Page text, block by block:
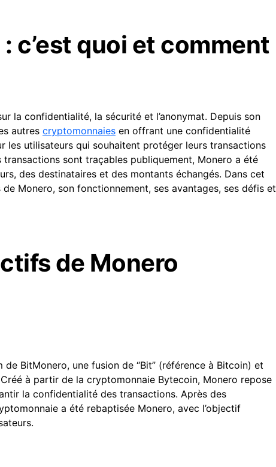
c’est quoi et comment
la confidentialité, la sécurité et l’anonymat. Depuis son
autres cryptomonnaies en offrant une confidentialité
les utilisateurs qui souhaitent protéger leurs transactions
transactions sont traçables publiquement, Monero a été
des destinataires et des montants échangés. Dans cet
Monero, son fonctionnement, ses avantages, ses défis et
de Monero
BitMonero, une fusion de “Bit” (référence à Bitcoin) et
à partir de la cryptomonnaie Bytecoin, Monero repose
la confidentialité des transactions. Après des
a été rebaptisée Monero, avec l’objectif